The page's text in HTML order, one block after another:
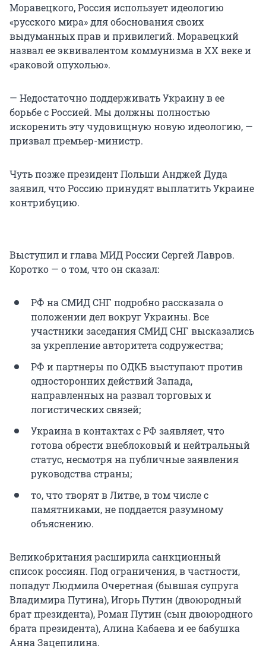
Моравецкого, Россия использует идеологию
«русского мира» для обоснования своих
выдуманных прав и привилегий. Моравецкий
назвал ее эквивалентом коммунизма в XX веке и
«раковой опухолью».
— Недостаточно поддерживать Украину в ее
борьбе с Россией. Мы должны полностью
искоренить эту чудовищную новую идеологию, —
призвал премьер-министр.
Чуть позже президент Польши Анджей Дуда
заявил, что Россию принудят выплатить Украине
контрибуцию.
Выступил и глава МИД России Сергей Лавров.
Коротко — о том, что он сказал:
РФ на СМИД СНГ подробно рассказала о
положении дел вокруг Украины. Все
участники заседания СМИД СНГ высказались
за укрепление авторитета содружества;
РФ и партнеры по ОДКБ выступают против
односторонних действий Запада,
направленных на развал торговых и
логистических связей;
Украина в контактах с РФ заявляет, что
готова обрести внеблоковый и нейтральный
статус, несмотря на публичные заявления
руководства страны;
то, что творят в Литве, в том числе с
памятниками, не поддается разумному
объяснению.
Великобритания расширила санкционный
список россиян. Под ограничения, в частности,
попадут Людмила Очеретная (бывшая супруга
Владимира Путина), Игорь Путин (двоюродный
брат президента), Роман Путин (сын двоюродного
брата президента), Алина Кабаева и ее бабушка
Анна Зацепилина.